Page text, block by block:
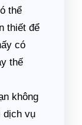
thể
thiết để
có
thế
không
dịch vụ